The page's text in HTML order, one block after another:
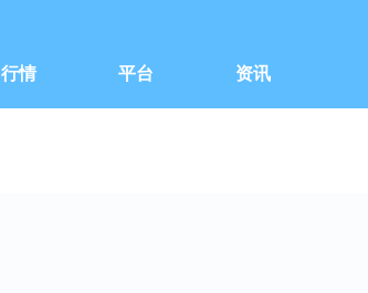
行情 平台 资讯